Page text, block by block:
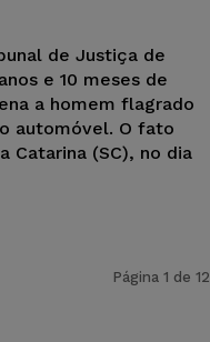
de Justiça de
e 10 meses de
a homem flagrado
automóvel. O fato
Catarina (SC), no dia
Página 1 de 12